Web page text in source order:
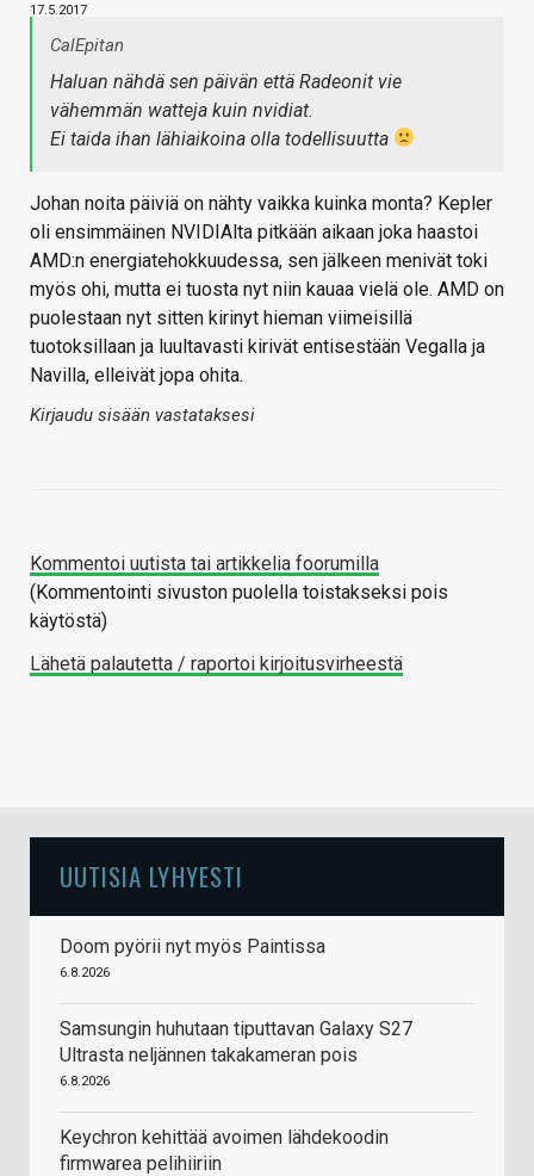
17.5.2017
CalEpitan
Haluan nähdä sen päivän että Radeonit vie
vähemmän watteja kuin nvidiat.
Ei taida ihan lähiaikoina olla todellisuutta
Johan noita päiviä on nähty vaikka kuinka monta? Kepler
oli ensimmäinen NVIDIAlta pitkään aikaan joka haastoi
AMD:n energiatehokkuudessa, sen jälkeen menivät toki
myös ohi, mutta ei tuosta nyt niin kauaa vielä ole. AMD on
puolestaan nyt sitten kirinyt hieman viimeisillä
tuotoksillaan ja luultavasti kirivät entisestään Vegalla ja
Navilla, elleivät jopa ohita.
Kirjaudu sisään vastataksesi
Kommentoi uutista tai artikkelia foorumilla
(Kommentointi sivuston puolella toistakseksi pois
käytöstä)
Lähetä palautetta / raportoi kirjoitusvirheestä
UUTISIA LYHYESTI
Doom pyörii nyt myös Paintissa
6.8.2026
Samsungin huhutaan tiputtavan Galaxy S27
Ultrasta neljännen takakameran pois
6.8.2026
Keychron kehittää avoimen lähdekoodin
firmwarea pelihiiriin